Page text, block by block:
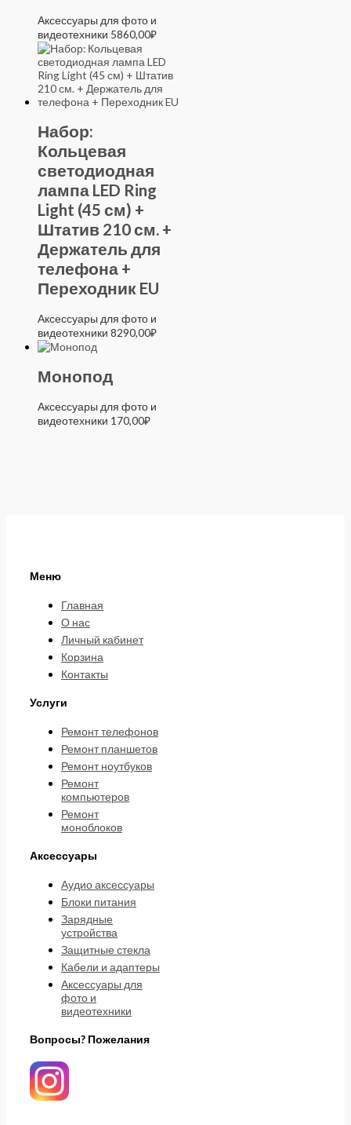
Аксессуары для фото и
видеотехники 5860,00₽
Набор:
Кольцевая
светодиодная
лампа LED Ring
Light (45 см) +
Штатив 210 см. +
Держатель для
телефона +
Переходник EU
Аксессуары для фото и
видеотехники 8290,00₽
Монопод
Аксессуары для фото и
видеотехники 170,00₽
Меню
Главная
О нас
Личный кабинет
Корзина
Контакты
Услуги
Ремонт телефонов
Ремонт планшетов
Ремонт ноутбуков
Ремонт
компьютеров
Ремонт
моноблоков
Аксессуары
Аудио аксессуары
Блоки питания
Зарядные
устройства
Защитные стекла
Кабели и адаптеры
Аксессуары для
фото и
видеотехники
Вопросы? Пожелания